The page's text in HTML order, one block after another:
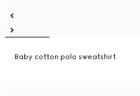
Baby cotton polo sweatshirt